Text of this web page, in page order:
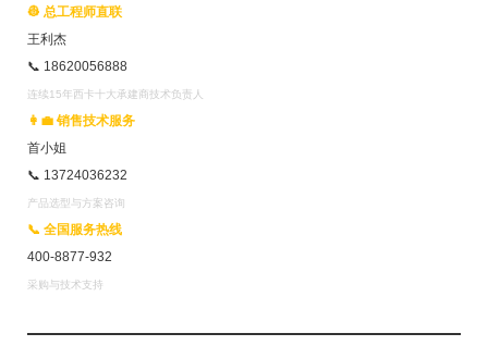
👷 总工程师直联
王利杰
📞 18620056888
连续15年西卡十大承建商技术负责人
👩‍💼 销售技术服务
首小姐
📞 13724036232
产品选型与方案咨询
📞 全国服务热线
400-8877-932
采购与技术支持